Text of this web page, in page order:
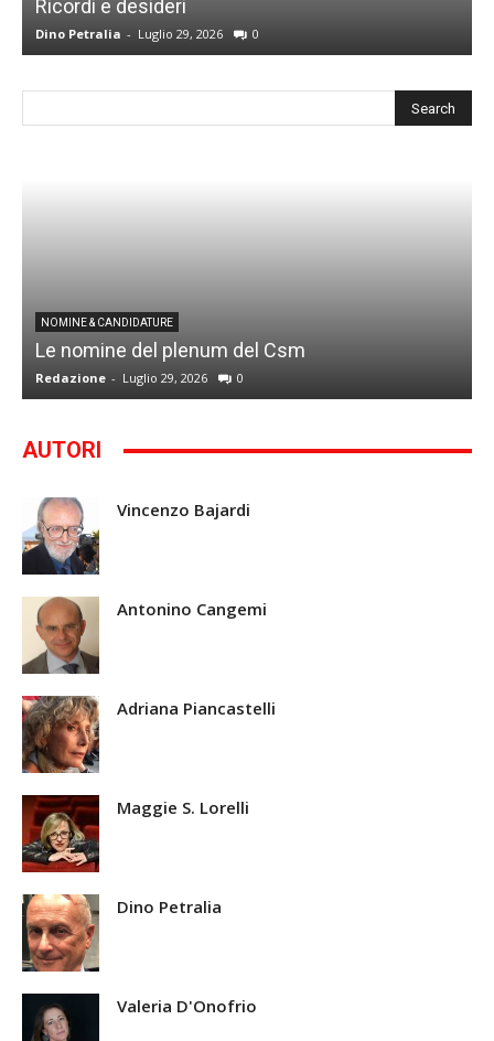
Ricordi e desideri
Dino Petralia - Luglio 29, 2026 0
NOMINE & CANDIDATURE
Le nomine del plenum del Csm
Redazione - Luglio 29, 2026 0
AUTORI
Vincenzo Bajardi
Antonino Cangemi
Adriana Piancastelli
Maggie S. Lorelli
Dino Petralia
Valeria D'Onofrio